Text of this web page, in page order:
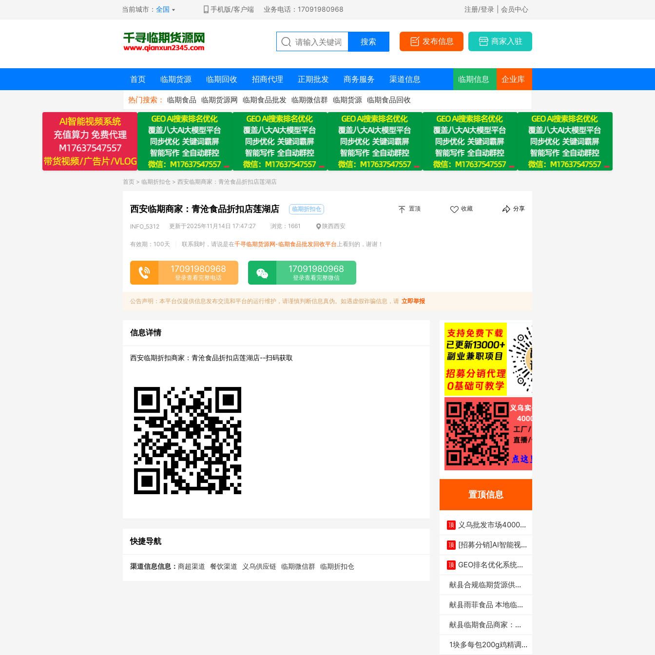
当前城市：全国 手机版/客户端 业务电话：17091980968 注册/登录 | 会员中心
发布信息 商家入驻
首页 临期货源 临期回收 招商代理 正期批发 商务服务 渠道信息 临期信息 企业库
热门搜索： 临期食品 临期货源网 临期食品批发 临期微信群 临期货源 临期食品回收
首页 > 临期折扣仓 > 西安临期商家：青沧食品折扣店莲湖店
西安临期商家：青沧食品折扣店莲湖店 临期折扣仓 置顶 收藏 分享
INFO_5312 更新于2025年11月14日 17:47:27 浏览：1661 陕西西安
有效期：100天 联系我时，请说是在千寻临期货源网-临期食品批发回收平台 上看到的，谢谢！
17091980968
登录查看完整电话
17091980968
登录查看完整微信
公告声明：本平台仅提供信息发布交流和平台的运行维护，请谨慎判断信息真伪。如遇虚假诈骗信息，请 立即举报
信息详情
西安临期折扣商家：青沧食品折扣店莲湖店--扫码获取
快捷导航
渠道信息信息： 商超渠道 餐饮渠道 义乌供应链 临期微信群 临期折扣仓
置顶信息
顶
义乌批发市场4000多
顶 [招募分销]AI智能视
顶 GEO排名优化系统+A
献县合规临期货源供货
献县雨菲食品 本地临期
献县临期食品商家：献
1块多每包200g鸡精调